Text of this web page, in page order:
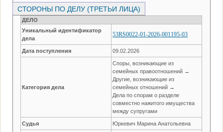
СТОРОНЫ ПО ДЕЛУ (ТРЕТЬИ ЛИЦА)
ДЕЛО
Уникальный идентификатор
дела
53RS0022-01-2026-001195-03
Дата поступления 09.02.2026
Категория дела
Споры, возникающие из
семейных правоотношений →
Другие, возникающие из
семейных отношений →
Дела по спорам о разделе
совместно нажитого имущества
между супругами
Судья Юркевич Марина Анатольевна